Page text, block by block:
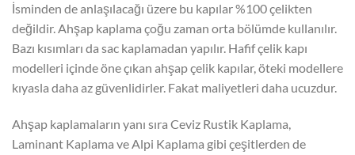
İsminden de anlaşılacağı üzere bu kapılar %100 çelikten
değildir. Ahşap kaplama çoğu zaman orta bölümde kullanılır.
Bazı kısımları da sac kaplamadan yapılır. Hafif çelik kapı
modelleri içinde öne çıkan ahşap çelik kapılar, öteki modellere
kıyasla daha az güvenlidirler. Fakat maliyetleri daha ucuzdur.
Ahşap kaplamaların yanı sıra Ceviz Rustik Kaplama,
Laminant Kaplama ve Alpi Kaplama gibi çeşitlerden de